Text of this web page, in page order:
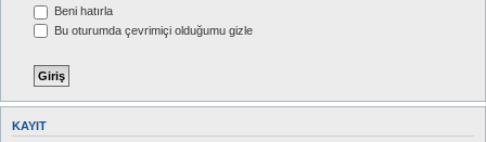
Beni hatırla
Bu oturumda çevrimiçi olduğumu gizle
KAYIT